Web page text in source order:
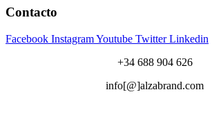
Contacto
Facebook InstagramYoutube Twitter Linkedin
+34 688 904 626
info[@]alzabrand.com